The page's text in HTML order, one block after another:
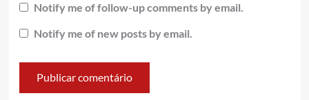
Notify me of follow-up comments by email.
Notify me of new posts by email.